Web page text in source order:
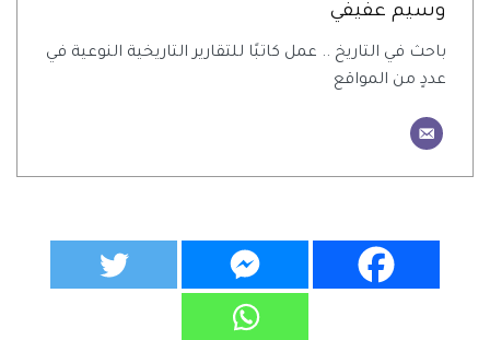
وسيم عفيفي
باحث في التاريخ .. عمل كاتبًا للتقارير التاريخية النوعية في
عددٍ من المواقع